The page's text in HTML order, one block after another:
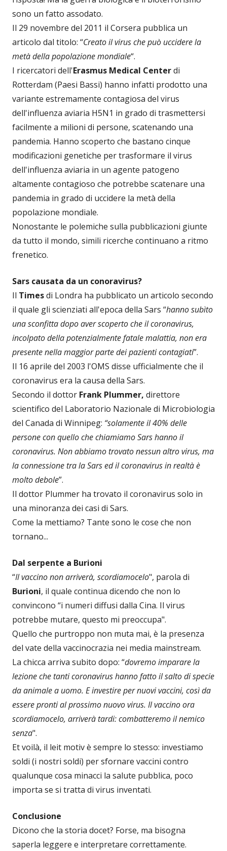
sono un fatto assodato.
Il 29 novembre del 2011 il Corsera pubblica un
articolo dal titolo: “Creato il virus che può uccidere la
metà della popolazione mondiale“.
I ricercatori dell'Erasmus Medical Centerdi
Rotterdam (Paesi Bassi) hanno infatti prodotto una
variante estremamente contagiosa del virus
dell'influenza aviaria H5N1 in grado di trasmettersi
facilmente a milioni di persone, scatenando una
pandemia. Hanno scoperto che bastano cinque
modificazioni genetiche per trasformare il virus
dell'influenza aviaria in un agente patogeno
altamente contagioso che potrebbe scatenare una
pandemia in grado di uccidere la metà della
popolazione mondiale.
Nonostante le polemiche sulla pubblicazioni giunte
da tutto il mondo, simili ricerche continuano a ritmo
frenetico.
Sars causata da un conoravirus?
Il Timesdi Londra ha pubblicato un articolo secondo
il quale gli scienziati all'epoca della Sars “hanno subìto
una sconfitta dopo aver scoperto che il coronavirus,
incolpato della potenzialmente fatale malattia, non era
presente nella maggior parte dei pazienti contagiati”.
Il 16 aprile del 2003 l'OMS disse ufficialmente che il
coronavirus era la causa della Sars.
Secondo il dottor Frank Plummer, direttore
scientifico del Laboratorio Nazionale di Microbiologia
del Canada di Winnipeg: “solamente il 40% delle
persone con quello che chiamiamo Sars hanno il
coronavirus. Non abbiamo trovato nessun altro virus, ma
la connessione tra la Sars ed il coronavirus in realtà è
molto debole”.
Il dottor Plummer ha trovato il coronavirus solo in
una minoranza dei casi di Sars.
Come la mettiamo? Tante sono le cose che non
tornano...
Dal serpente a Burioni
“Il vaccino non arriverà, scordiamocelo", parola di
Burioni, il quale continua dicendo che non lo
convincono “i numeri diffusi dalla Cina. Il virus
potrebbe mutare, questo mi preoccupa".
Quello che purtroppo non muta mai, è la presenza
del vate della vaccinocrazia nei media mainstream.
La chicca arriva subito dopo: “dovremo imparare la
lezione che tanti coronavirus hanno fatto il salto di specie
da animale a uomo. E investire per nuovi vaccini, così da
essere pronti al prossimo nuovo virus. Il vaccino ora
scordiamocelo, arriverà tardi: combatteremo il nemico
senza".
Et voilà, il leit motiv è sempre lo stesso: investiamo
soldi (i nostri soldi) per sfornare vaccini contro
qualunque cosa minacci la salute pubblica, poco
importa se si tratta di virus inventati.
Conclusione
Dicono che la storia docet? Forse, ma bisogna
saperla leggere e interpretare correttamente.